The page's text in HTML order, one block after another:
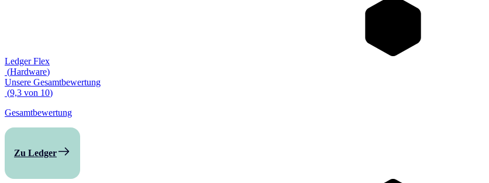
Ledger Flex
(Hardware)
Unsere Gesamtbewertung
(9,3 von 10)
Gesamtbewertung
Zu Ledger